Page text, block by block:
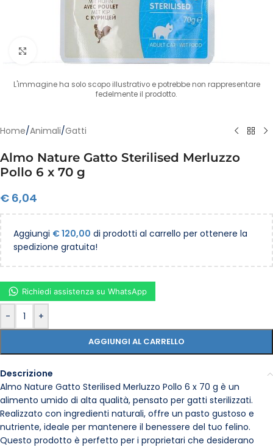
Clicca per ingrandire
L'immagine ha solo scopo illustrativo e potrebbe non rappresentare
fedelmente il prodotto.
Home/Animali/Gatti
Almo Nature Gatto Sterilised Merluzzo
Pollo 6 x 70 g
€ 6,04
Aggiungi €120,00 di prodotti al carrello per ottenere la
spedizione gratuita!
- +
AGGIUNGI AL CARRELLO
Richiedi assistenza su WhatsApp
Descrizione
Almo Nature Gatto Sterilised Merluzzo Pollo 6 x 70 g è un
alimento umido di alta qualità, pensato per gatti sterilizzati.
Realizzato con ingredienti naturali, offre un pasto gustoso e
nutriente, ideale per mantenere il benessere del tuo felino.
Questo prodotto è perfetto per i proprietari che desiderano